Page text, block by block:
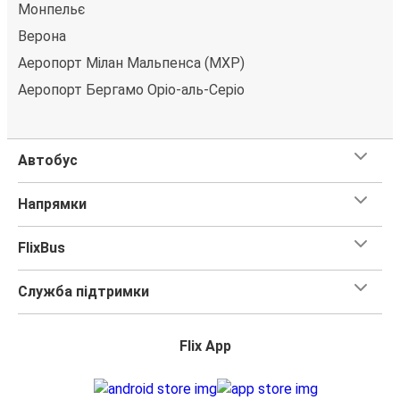
Монпельє
Верона
Аеропорт Мілан Мальпенса (MXP)
Аеропорт Бергамо Оріо-аль-Серіо
Автобус
Напрямки
FlixBus
Служба підтримки
Flix App